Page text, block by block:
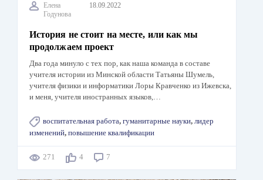
Елена
Годунова
18.09.2022
История не стоит на месте, или как мы
продолжаем проект
Два года минуло с тех пор, как наша команда в составе
учителя истории из Минской области Татьяны Шумель,
учителя физики и информатики Лоры Кравченко из Ижевска,
и меня, учителя иностранных языков,…
воспитательная работа, гуманитарные науки, лидер
изменений, повышение квалификации
271 4 7